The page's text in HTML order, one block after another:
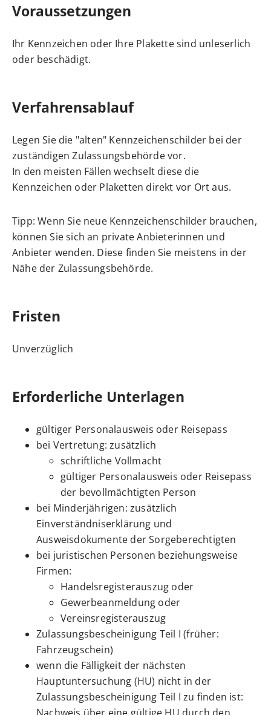
Voraussetzungen
Ihr Kennzeichen oder Ihre Plakette sind unleserlich
oder beschädigt.
Verfahrensablauf
Legen Sie die "alten" Kennzeichenschilder bei der
zuständigen Zulassungsbehörde vor.
In den meisten Fällen wechselt diese die
Kennzeichen oder Plaketten direkt vor Ort aus.
Tipp: Wenn Sie neue Kennzeichenschilder brauchen,
können Sie sich an privateAnbieterinnen und
Anbieter wenden. Diese finden Sie meistens in der
Nähe der Zulassungsbehörde.
Fristen
Unverzüglich
Erforderliche Unterlagen
gültiger Personalausweis oder Reisepass
bei Vertretung: zusätzlich
schriftliche Vollmacht
gültiger Personalausweis oder Reisepass
der bevollmächtigten Person
bei Minderjährigen: zusätzlich
Einverständniserklärung und
Ausweisdokumente der Sorgeberechtigten
bei juristischen Personen beziehungsweise
Firmen:
Handelsregisterauszug oder
Gewerbeanmeldung oder
Vereinsregisterauszug
Zulassungsbescheinigung Teil I (früher:
Fahrzeugschein)
wenn die Fälligkeit der nächsten
Hauptuntersuchung (HU) nicht in der
Zulassungsbescheinigung Teil I zu finden ist: